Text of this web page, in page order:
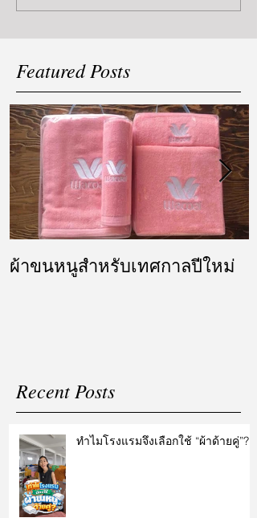
Featured Posts
ผ้าขนหนูสำหรับเทศกาลปีใหม่
Recent Posts
ทำไมโรงแรมจึงเลือกใช้ “ผ้าด้ายคู่”?